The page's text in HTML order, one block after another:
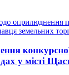
земельних
конкурсної
у місті